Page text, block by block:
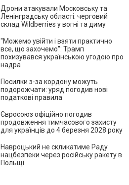
Дрони атакували Московську та
Ленінградську області: черговий
склад Wildberries у вогні та диму
"Можемо увійти і взяти практично
все, що захочемо": Трамп
похизувався українською угодою про
надра
Посилки з-за кордону можуть
подорожчати: уряд погодив нові
податкові правила
Євросоюз офіційно погодив
продовження тимчасового захисту
для українців до 4 березня 2028 року
Навроцький не скликатиме Раду
нацбезпеки через російську ракету в
Польщі